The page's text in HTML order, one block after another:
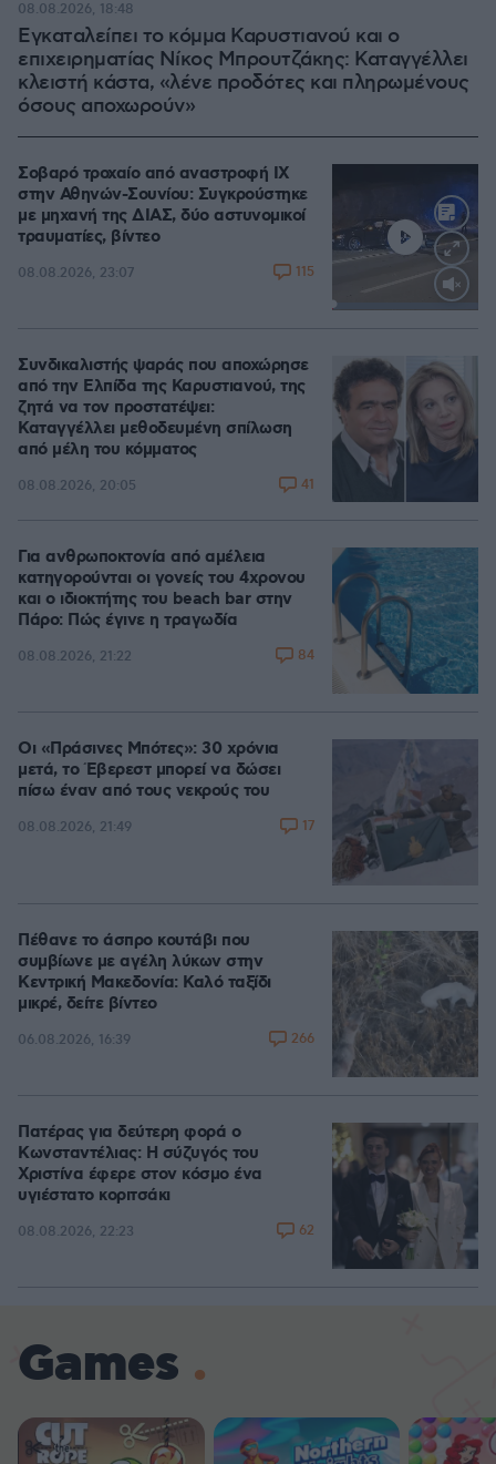
Εγκαταλείπει το κόμμα Καρυστιανού και ο
επιχειρηματίας Νίκος Μπρουτζάκης: Καταγγέλλει
κλειστή κάστα, «λένε προδότες και πληρωμένους
όσους αποχωρούν»
08.08.2026, 18:48
Σοβαρό τροχαίο από αναστροφή ΙΧ
στην Αθηνών-Σουνίου: Συγκρούστηκε
με μηχανή της ΔΙΑΣ, δύο αστυνομικοί
τραυματίες, βίντεο
08.08.2026, 23:07 115
Συνδικαλιστής ψαράς που αποχώρησε
από την Ελπίδα της Καρυστιανού, της
ζητά να τον προστατέψει:
Καταγγέλλει μεθοδευμένη σπίλωση
από μέλη του κόμματος
08.08.2026, 20:05 41
Για ανθρωποκτονία από αμέλεια
κατηγορούνται οι γονείς του 4χρονου
και ο ιδιοκτήτης του beach bar στην
Πάρο: Πώς έγινε η τραγωδία
08.08.2026, 21:22 84
Οι «Πράσινες Μπότες»: 30 χρόνια
μετά, το Έβερεστ μπορεί να δώσει
πίσω έναν από τους νεκρούς του
08.08.2026, 21:49 17
Πέθανε το άσπρο κουτάβι που
συμβίωνε με αγέλη λύκων στην
Κεντρική Μακεδονία: Καλό ταξίδι
μικρέ, δείτε βίντεο
06.08.2026, 16:39 266
Πατέρας για δεύτερη φορά ο
Κωνσταντέλιας: Η σύζυγός του
Χριστίνα έφερε στον κόσμο ένα
υγιέστατο κοριτσάκι
08.08.2026, 22:23 62
Games